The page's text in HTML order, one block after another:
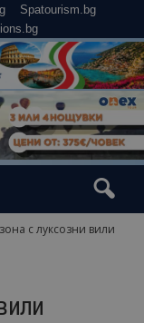
Spatourism.bg
с луксозни вили